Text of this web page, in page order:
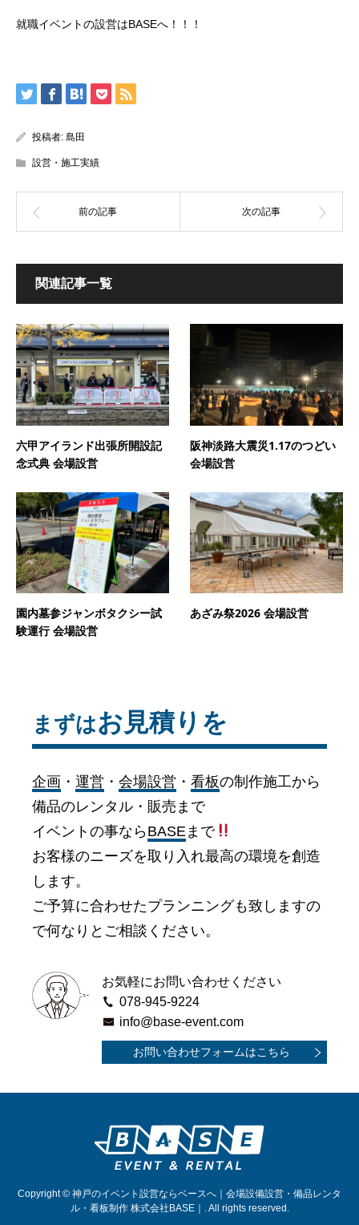
就職イベントの設営はBASEへ！！！
投稿者: 島田
設営・施工実績
関連記事一覧
六甲アイランド出張所開設記
念式典 会場設営
阪神淡路大震災1.17のつどい
会場設営
園内墓参ジャンボタクシー試
験運行 会場設営
あざみ祭2026 会場設営
まずはお見積りを
企画 ・運営 ・会場設営 ・看板の制作施工から
備品のレンタル・販売まで
イベントの事ならBASE まで
お客様のニーズを取り入れ最高の環境を創造
します。
ご予算に合わせたプランニングも致しますの
で何なりとご相談ください。
お気軽にお問い合わせください
078-945-9224
info@base-event.com
お問い合わせフォームはこちら
Copyright © 神戸のイベント設営ならベースへ｜会場設備設営・備品レンタ
ル・看板制作 株式会社BASE｜. All rights reserved.